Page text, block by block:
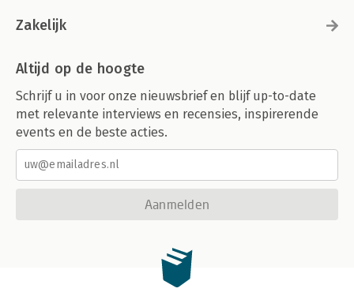
Zakelijk
Altijd op de hoogte
Schrijf u in voor onze nieuwsbrief en blijf up-to-date
met relevante interviews en recensies, inspirerende
events en de beste acties.
Aanmelden